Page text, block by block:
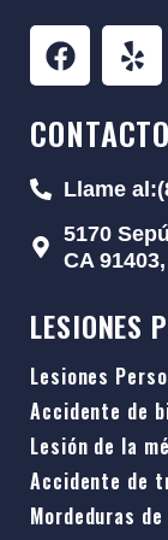
LESIONES
Lesiones
Accidente de
Lesión de la
Accidente de
Mordeduras
CONTACTO
Llame
5170
CA